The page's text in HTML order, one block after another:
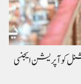
ایجنسی